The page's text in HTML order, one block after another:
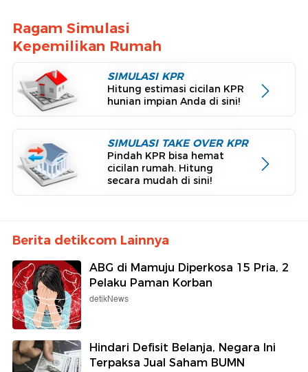
Ragam Simulasi
Kepemilikan Rumah
SIMULASI KPR
Hitung estimasi cicilan KPR
hunian impian Anda di sini!
SIMULASI TAKE OVER KPR
Pindah KPR bisa hemat
cicilan rumah. Hitung
secara mudah di sini!
Berita detikcom Lainnya
ABG di Mamuju Diperkosa 15 Pria, 2
Pelaku Paman Korban
detikNews
Hindari Defisit Belanja, Negara Ini
Terpaksa Jual Saham BUMN